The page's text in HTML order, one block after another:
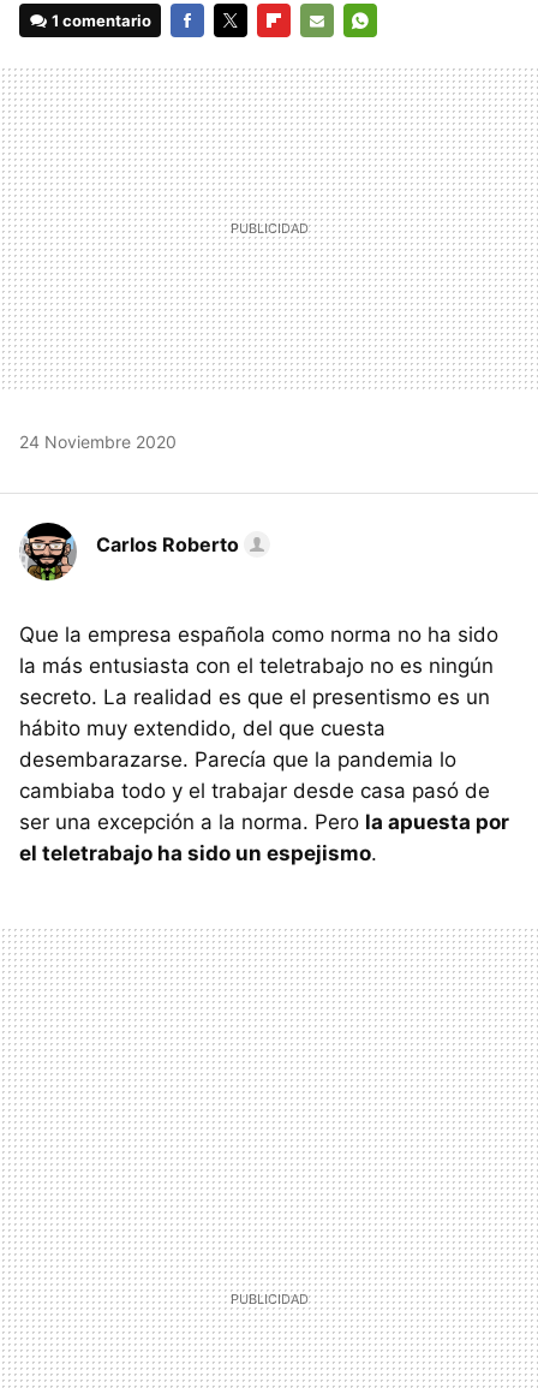
1 comentario
MAIL
24 Noviembre 2020
Carlos Roberto
Que la empresa española como norma no ha sido
la más entusiasta con el teletrabajo no es ningún
secreto. La realidad es que el presentismo es un
hábito muy extendido, del que cuesta
desembarazarse. Parecía que la pandemia lo
cambiaba todo y el trabajar desde casa pasó de
ser una excepción a la norma. Pero la apuesta por
el teletrabajo ha sido un espejismo.